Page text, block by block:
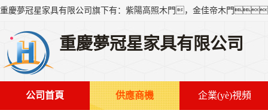
重慶夢冠星家具有限公司
公司首頁 供應商機 企業(yè)視頻